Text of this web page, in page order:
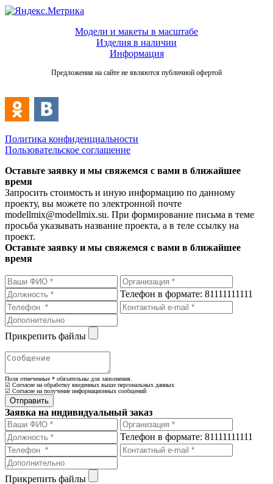
Модели и макеты в масштабе
Изделия в наличии
Информация
Предложения на сайте не являются публичной офертой
Политика конфиденциальности
Пользовательское соглашение
Оставьте заявку и мы свяжемся с вами в ближайшее
время
Запросить стоимость и иную информацию по данному
проекту, вы можете по электронной почте
modellmix@modellmix.su. При формирование письма в теме
просьба указывать название проекта, а в теле ссылку на
проект.
Оставьте заявку и мы свяжемся с вами в ближайшее
время
Телефон в формате: 81111111111
Прикрепить файлы
Поля отмеченные * обязательны для заполнения.
☑ Согласие на обработку введенных выше персональных данных
☑ Согласие на получение информационных сообщений
Заявка на индивидуальный заказ
Телефон в формате: 81111111111
Прикрепить файлы